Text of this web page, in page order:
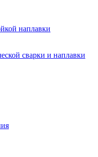
наплавки
сварки и наплавки